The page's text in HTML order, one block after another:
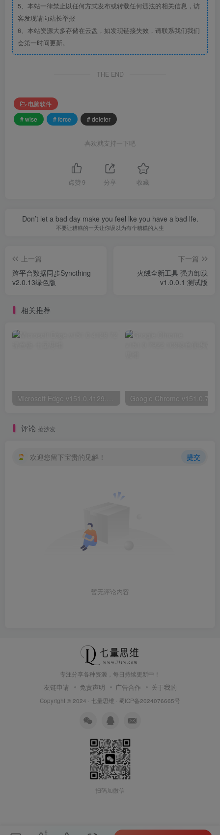
5、本站一律禁止以任何方式发布或转载任何违法的相关信息，访
客发现请向站长举报
6、本站资源大多存储在云盘，如发现链接失效，请联系我们我们
会第一时间更新。
THE END
电脑软件
# wise
# force # deleter
喜欢就支持一下吧
点赞 9 分享 收藏
Don’t let a bad day make you feel lke you have a bad lfe.
不要让糟糕的一天让你误以为有个糟糕的人生
上一篇
跨平台数据同步Syncthing
v2.0.13绿色版
下一篇
火绒全新工具 强力卸载
v1.0.0.1 测试版
相关推荐
Microsoft Edge v151.0.4129.72绿色版
评论 抢沙发
欢迎您留下宝贵的见解！ 提交
暂无评论内容
专注分享各种资源，每日持续更新中！
友链申请 免责声明 广告合作 关于我的
Copyright © 2024 · 七量思维 · 蜀ICP备2024076665号
扫码加微信
9